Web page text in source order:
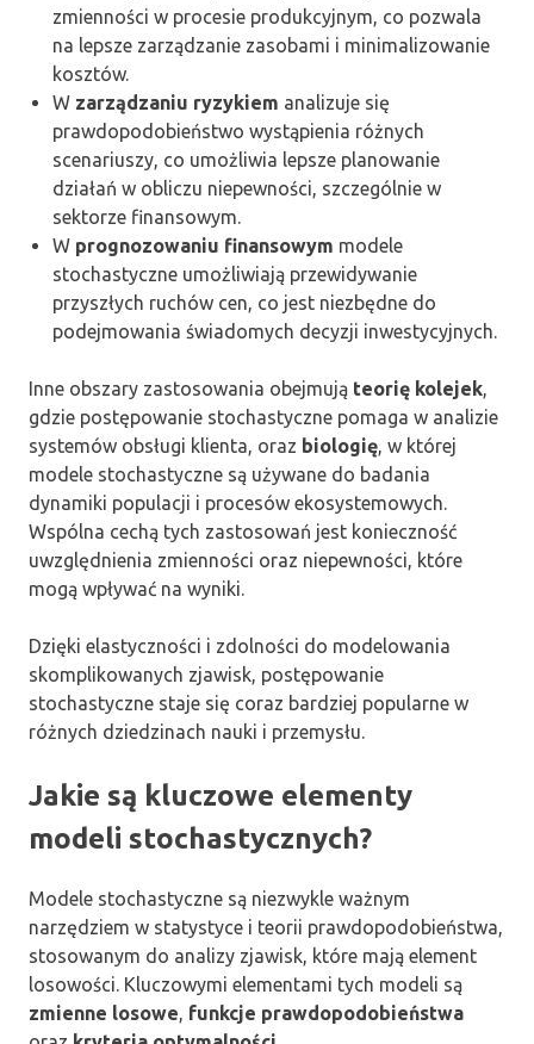
zmienności w procesie produkcyjnym, co pozwala
na lepsze zarządzanie zasobami i minimalizowanie
kosztów.
W zarządzaniu ryzykiem analizuje się
prawdopodobieństwo wystąpienia różnych
scenariuszy, co umożliwia lepsze planowanie
działań w obliczu niepewności, szczególnie w
sektorze finansowym.
W prognozowaniu finansowym modele
stochastyczne umożliwiają przewidywanie
przyszłych ruchów cen, co jest niezbędne do
podejmowania świadomych decyzji inwestycyjnych.
Inne obszary zastosowania obejmują teorię kolejek
gdzie postępowanie stochastyczne pomaga w analizie
systemów obsługi klienta, oraz biologię , w której
modele stochastyczne są używane do badania
dynamiki populacji i procesów ekosystemowych.
Wspólna cechą tych zastosowań jest konieczność
uwzględnienia zmienności oraz niepewności, które
mogą wpływać na wyniki.
Dzięki elastyczności i zdolności do modelowania
skomplikowanych zjawisk, postępowanie
stochastyczne staje się coraz bardziej popularne w
różnych dziedzinach nauki i przemysłu.
Jakie są kluczowe elementy
modeli stochastycznych?
Modele stochastyczne są niezwykle ważnym
narzędziem w statystyce i teorii prawdopodobieństwa,
stosowanym do analizy zjawisk, które mają element
losowości. Kluczowymi elementami tych modeli są
zmienne losowe funkcje prawdopodobieństwa